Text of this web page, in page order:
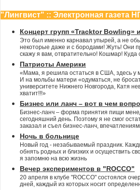
"Лингвист" :: Электронная газета
Концерт групп «Tracktor Bowling»
Это был именно карнавал упырей, а не
некоторые даже и с бородами! Жуть! Они
скажу я вам, отвратительно! Кошмар! Куда
Патриоты Америки
«Мама, я решила остаться в США, здесь у
И на мольбы матери «одуматься, не
университете Нижнего Новгорода, Катя
хватит!!!»
Бизнес или ланч – вот в чем
Бизнес-ланч – форма принятия пищи
сегодняшний день. Поэтому я не смог
заказал и съел бизнес-ланч,
Ночь в больнице
Новый год - незабываемый праздник.
обнять родных и близких и осуществить
я запомню на всю жизнь
Вечер экспериментов в "ROCCO"
20 апреля в клубе "ROCCO" состоялся
дней, каждый из которых носит